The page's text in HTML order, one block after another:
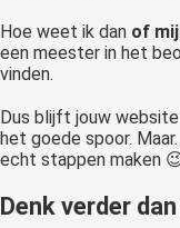
Hoe weet ik dan of
een meester in het
vinden.
Dus blijft jouw
het goede spoor.
echt stappen maken
Denk verder